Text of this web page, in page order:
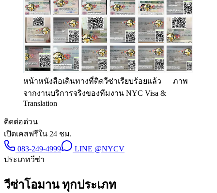
หน้าหนังสือเดินทางที่ติดวีซ่าเรียบร้อยแล้ว — ภาพ
จากงานบริการจริงของทีมงาน NYC Visa &
Translation
ติดต่อด่วน
เปิดเคสฟรีใน 24 ชม.
083-249-4999
LINE @NYCV
ประเภทวีซ่า
วีซ่าโอมาน ทุกประเภท